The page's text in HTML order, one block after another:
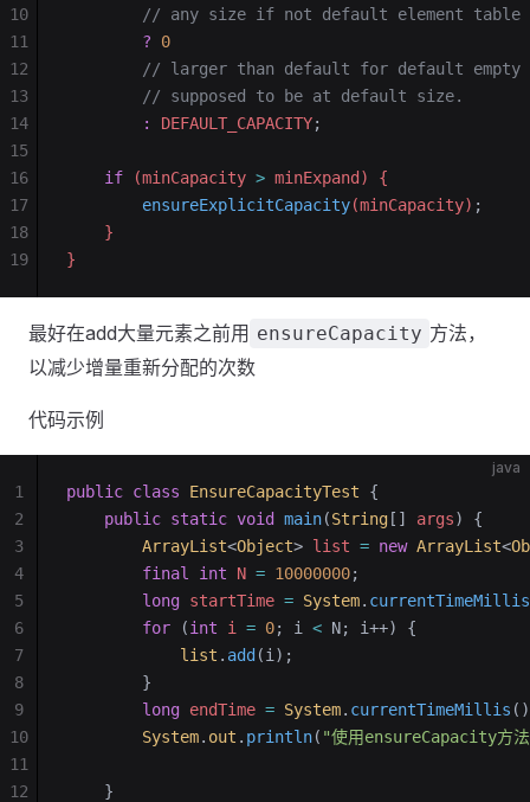
        // any size if not default element table
        ?
0
// larger than default for default empty
        // supposed to be at default size.
        :
DEFAULT_CAPACITY;
    if
(minCapacity > minExpand) {
        ensureExplicitCapacity
(minCapacity) ;
    }
}
10
11
12
13
14
15
16
17
18
19
最好在add大量元素之前用 ensureCapacity 方法，
以减少增量重新分配的次数
代码示例
java
public class EnsureCapacityTest {
	public
static void main(String [] args)
{
		ArrayList
<Object> list = new ArrayList<
		final
int N = 10000000;
		long
startTime = System. currentTimeMillis
		for
(int i = 0; i < N; i++) {
			list
. add (i);
		}
		long
endTime = System. currentTimeMillis
		System
. out . println( "使用ensureCapacity方
	}
1
2
3
4
5
6
7
8
9
10
11
12